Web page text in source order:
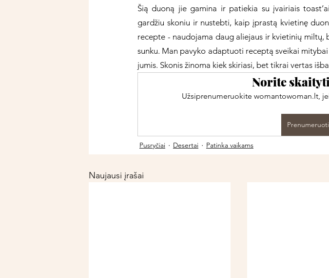
Šią duoną jie gamina ir patiekia su įvairiais
gardžiu skoniu ir nustebti, kaip įprastą kvietinę
recepte - naudojama daug aliejaus ir kvietinių miltų,
sunku. Man pavyko adaptuoti receptą sveikai
jumis. Skonis žinoma kiek skiriasi, bet tikrai vertas
Norite
Užsiprenumeruokite womantowoman.lt,
Pusryčiai Desertai Patinka vaikams
Naujausi įrašai